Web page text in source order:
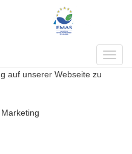
verwendet. Einige davon
auf unserer Webseite zu
Marketing